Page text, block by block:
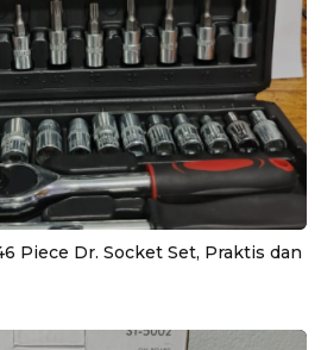
Piece Dr. Socket Set, Praktis dan